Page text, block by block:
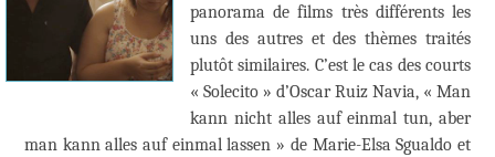
panorama de films très différents les
uns des autres et des thèmes traités
plutôt similaires. C’est le cas des courts
« Solecito » d’Oscar Ruiz Navia, « Man
kann nicht alles auf einmal tun, aber
man kann alles auf einmal lassen » de Marie-Elsa Sgualdo et